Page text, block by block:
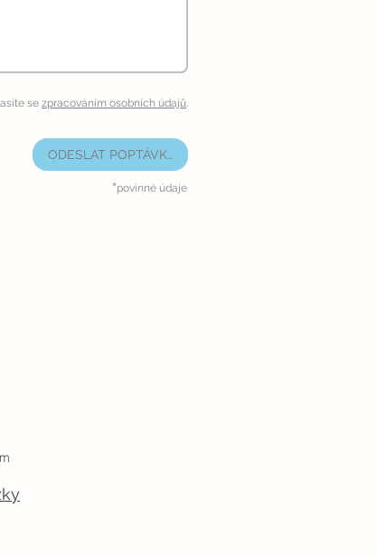
se zpracováním osobních údajů.
ODESLAT POPTÁVKU
*povinné údaje